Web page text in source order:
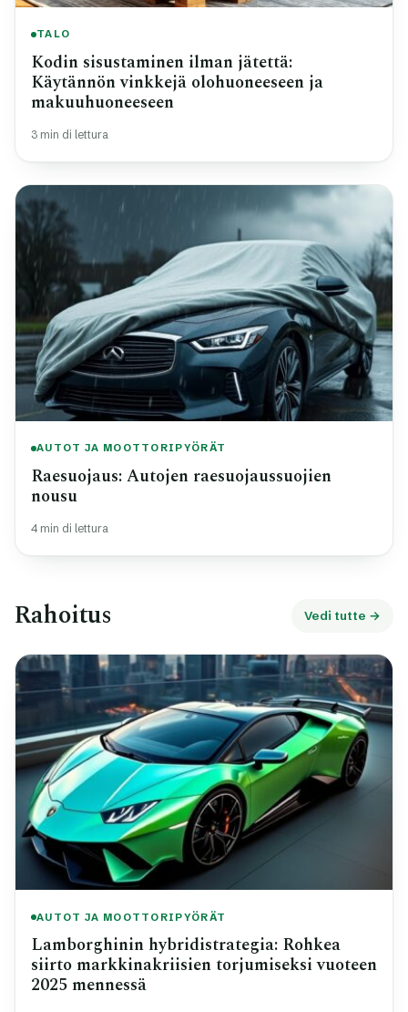
TALO
Kodin sisustaminen ilman jätettä:
Käytännön vinkkejä olohuoneeseen ja
makuuhuoneeseen
3 min di lettura
AUTOT JA MOOTTORIPYÖRÄT
Raesuojaus: Autojen raesuojaussuojien
nousu
4 min di lettura
Rahoitus Vedi tutte →
AUTOT JA MOOTTORIPYÖRÄT
Lamborghinin hybridistrategia: Rohkea
siirto markkinakriisien torjumiseksi vuoteen
2025 mennessä